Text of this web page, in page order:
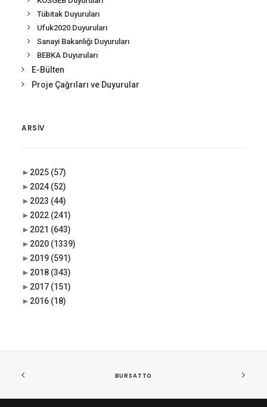
Tübitak Duyuruları
Ufuk2020 Duyuruları
Sanayi Bakanlığı Duyuruları
BEBKA Duyuruları
E-Bülten
Proje Çağrıları ve Duyurular
ARSIV
► 2025 (57)
► 2024 (52)
► 2023 (44)
► 2022 (241)
► 2021 (643)
► 2020 (1339)
► 2019 (591)
► 2018 (343)
► 2017 (151)
► 2016 (18)
BURSATTO